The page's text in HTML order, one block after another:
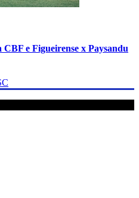
e Figueirense x Paysandu